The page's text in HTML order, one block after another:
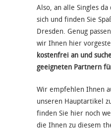
Also, an alle Singles
sich und finden Sie
Dresden. Genug
wir Ihnen hier
kostenfrei an und
geeigneten Partnern
Wir empfehlen Ihnen
unseren Hauptartikel
finden Sie hier noch
die Ihnen zu diesem